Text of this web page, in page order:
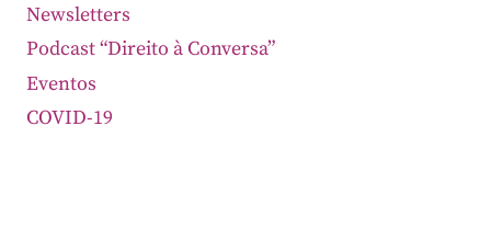
Newsletters
Podcast “Direito à Conversa”
Eventos
COVID-19